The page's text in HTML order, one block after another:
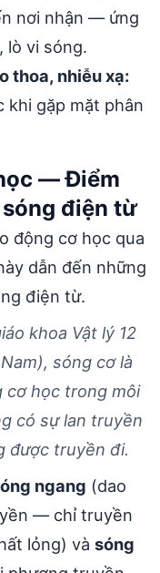
nơi nhận — ứng
lò vi sóng.
thoa, nhiễu xạ:
khi gặp mặt phân
— Điểm
điện từ
động cơ học qua
dẫn đến những
điện từ.
khoa Vật lý 12
sóng cơ là
cơ học trong môi
có sự lan truyền
được truyền đi.
ngang (dao
— chỉ truyền
lỏng) và sóng